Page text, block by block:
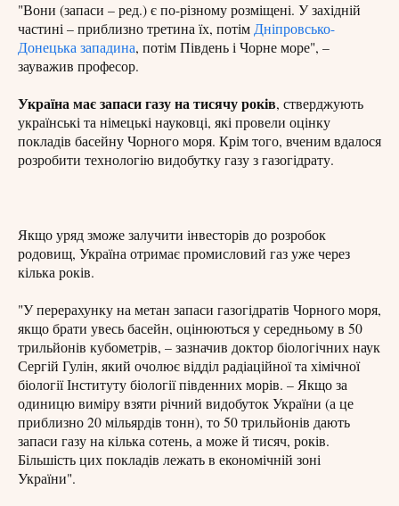
"Вони (запаси – ред.) є по-різному розміщені. У західній
частині – приблизно третина їх, потім Дніпровсько-
Донецька западина, потім Південь і Чорне море", –
зауважив професор.
Україна має запаси газу на тисячу років, стверджують
українські та німецькі науковці, які провели оцінку
покладів басейну Чорного моря. Крім того, вченим вдалося
розробити технологію видобутку газу з газогідрату.
Якщо уряд зможе залучити інвесторів до розробок
родовищ, Україна отримає промисловий газ уже через
кілька років.
"У перерахунку на метан запаси газогідратів Чорного моря,
якщо брати увесь басейн, оцінюються у середньому в 50
трильйонів кубометрів, – зазначив доктор біологічних наук
Сергій Гулін, який очолює відділ радіаційної та хімічної
біології Інституту біології південних морів. – Якщо за
одиницю виміру взяти річний видобуток України (а це
приблизно 20 мільярдів тонн), то 50 трильйонів дають
запаси газу на кілька сотень, а може й тисяч, років.
Більшість цих покладів лежать в економічній зоні
України".